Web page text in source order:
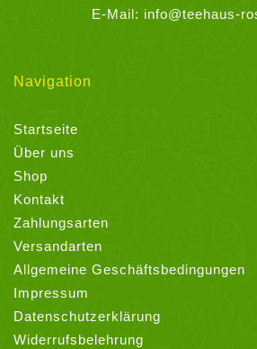
E-Mail: info@teehaus-
Navigation
Startseite
Über uns
Shop
Kontakt
Zahlungsarten
Versandarten
Allgemeine Geschäftsbedingungen
Impressum
Datenschutzerklärung
Widerrufsbelehrung